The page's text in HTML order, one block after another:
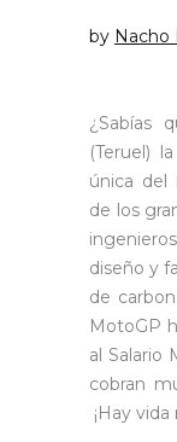
by Nacho
¿Sabías
(Teruel)
única del
de los
diseño y
de
MotoGP
al Salario
cobran
¡Hay